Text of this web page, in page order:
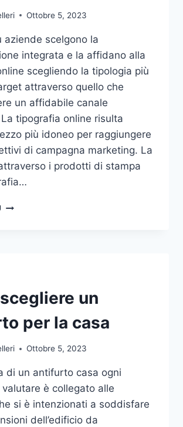
Ottobre 5, 2023
aziende scelgono la
integrata e la affidano alla
scegliendo la tipologia più
attraverso quello che
un affidabile canale
tipografia online risulta
più idoneo per raggiungere
di campagna marketing. La
i prodotti di stampa
VUOI
A
UNA
TIPOGRAFIA
ECCO
SCEGLIERE
un
per la casa
Ottobre 5, 2023
di un antifurto casa ogni
è collegato alle
si è intenzionati a soddisfare
dell’edificio da